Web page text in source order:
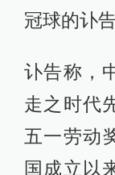
冠球的讣告
讣告称，
走之时代
五一劳动
国成立以